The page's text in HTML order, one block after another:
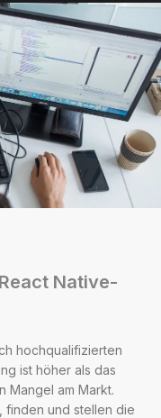
Native-
hochqualifizierten
ist höher als das
Mangel am Markt.
finden und stellen die